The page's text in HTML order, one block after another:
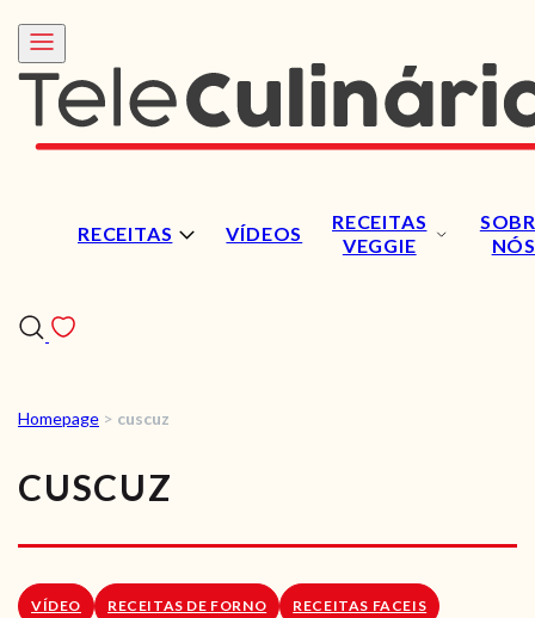
RECEITAS VÍDEOS
RECEITAS
VEGGIE
NÓS
RECEITAS VEGGIE
SOBRE NÓS
Homepage > cuscuz
CUSCUZ
VÍDEO RECEITAS DE FORNO RECEITAS FACEIS